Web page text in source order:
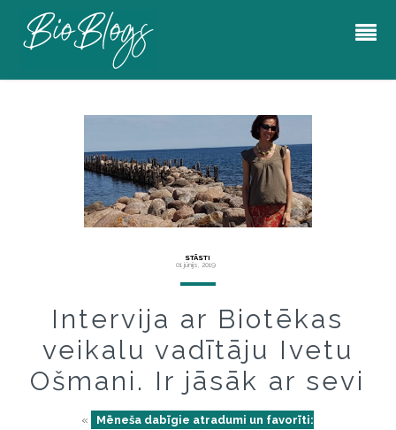
STĀSTI
01 jūnijs, 2019
Intervija ar Biotēkas
veikalu vadītāju Ivetu
Ošmani. Ir jāsāk ar sevi
«
Mēneša dabīgie atradumi un favorīti: